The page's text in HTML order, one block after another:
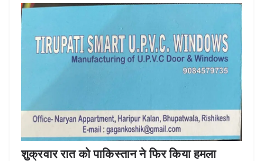
शुक्रवार रात को पाकिस्तान ने फिर किया हमला